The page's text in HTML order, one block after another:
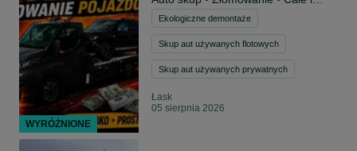
Uszkodzone • Skup aut za gotówkę
Ekologiczne demontaże
Skup aut używanych flotowych
Skup aut używanych prywatnych
Łask
05 sierpnia 2026
WYRÓŻNIONE